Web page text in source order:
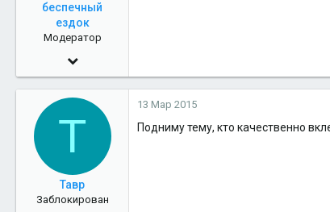
беспечный
ездок
Модератор
18 Апр 2010
12,789
38
Т
Тавр
Заблокирован
13 Мар 2015
Подниму тему, кто качественно